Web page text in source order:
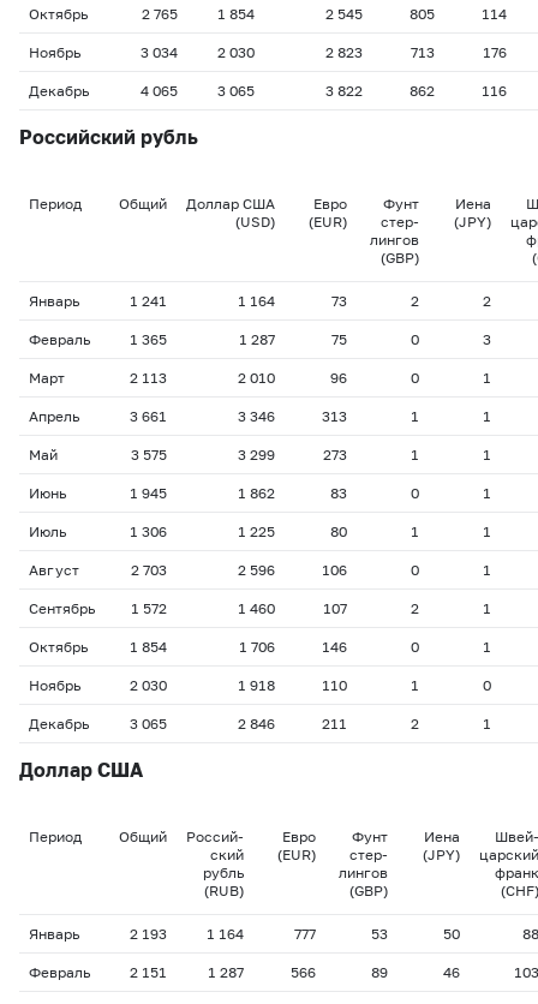
Октябрь 2 765 1 854 2 545 805 114
Ноябрь 3 034 2 030 2 823 713 176
Декабрь 4 065 3 065 3 822 862 116
Российский рубль
Период Общий
Доллар США
(USD)
Евро
(EUR)
Фунт
стер-
лингов
(GBP)
Иена
(JPY)
Январь 1 241 1 164 73 2 2
Февраль 1 365 1 287 75 0 3
Март 2 113 2 010 96 0 1
Апрель 3 661 3 346 313 1 1
Май 3 575 3 299 273 1 1
Июнь 1 945 1 862 83 0 1
Июль 1 306 1 225 80 1 1
Август 2 703 2 596 106 0 1
Сентябрь 1 572 1 460 107 2 1
Октябрь 1 854 1 706 146 0 1
Ноябрь 2 030 1 918 110 1 0
Декабрь 3 065 2 846 211 2 1
Доллар США
Период Общий
Россий-
ский
рубль
(RUB)
Евро
(EUR)
Фунт
стер-
лингов
(GBP)
Иена
(JPY)
Швей-
царский
франк
(CHF)
Январь 2 193 1 164 777 53 50 88
Февраль 2 151 1 287 566 89 46 103